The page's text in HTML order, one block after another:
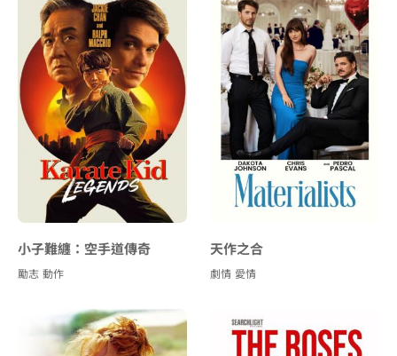
小子難纏：空手道傳奇
勵志 動作
天作之合
劇情 愛情